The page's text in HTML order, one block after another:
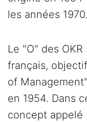
les années 1970.
Le "O" des
français,
of
en 1954. Dans
concept appelé